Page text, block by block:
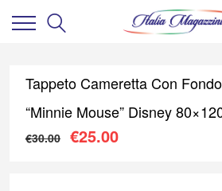
Tappeto Cameretta Con
“Minnie Mouse” Disney
€30.00 Il prezzo
€25.00